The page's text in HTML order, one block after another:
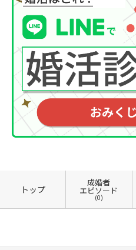
トップ
成婚者
エピソード
(0)